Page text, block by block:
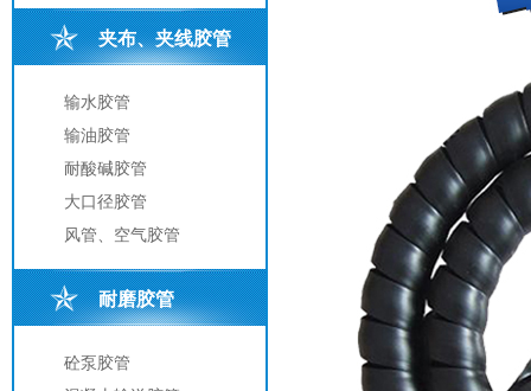
夹布、夹线胶管
输水胶管
输油胶管
耐酸碱胶管
大口径胶管
风管、空气胶管
耐磨胶管
砼泵胶管